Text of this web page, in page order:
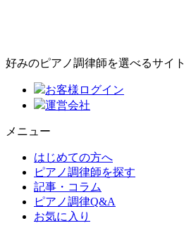
好みのピアノ調律師を選べるサイト
お客様ログイン
運営会社
メニュー
はじめての方へ
ピアノ調律師を探す
記事・コラム
ピアノ調律Q&A
お気に入り